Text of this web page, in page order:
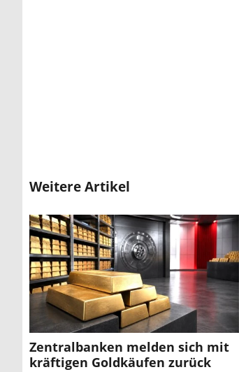
Weitere Artikel
Zentralbanken melden sich mit
kräftigen Goldkäufen zurück